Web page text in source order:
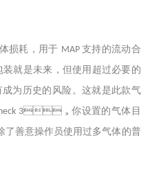
耗，用于 MAP支持的流动合
装就是未来，但使用超过必要的
为历史的风险。这就是此款气
3，你设置的气体目
了善意操作员使用过多气体的普